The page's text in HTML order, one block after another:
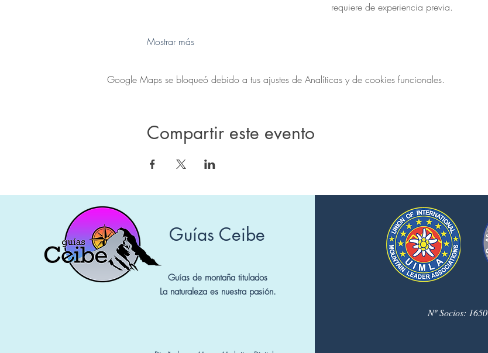
requiere de experiencia previa.
Mostrar más
Google Maps se bloqueó debido a tus ajustes de Analíticas y de cookies funcionales.
Compartir este evento
Guías Ceibe
Guías de montaña titulados
La naturaleza es nuestra pasión.
Nº Socios: